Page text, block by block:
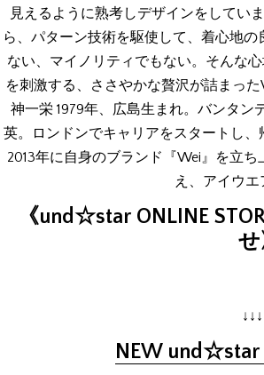
見えるように熟考しデザインをしてい
ら、パターン技術を駆使して、着心地
ない、マイノリティでもない。そんな
を刺激する、ささやかな贅沢が詰まっ
神一栄 1979年、広島生まれ。バンタ
英。ロンドンでキャリアをスタートし、
2013年に自身のブランド『Wei』を立
え、アイウエ
《und☆star ONLINE
せ
NEW und☆star